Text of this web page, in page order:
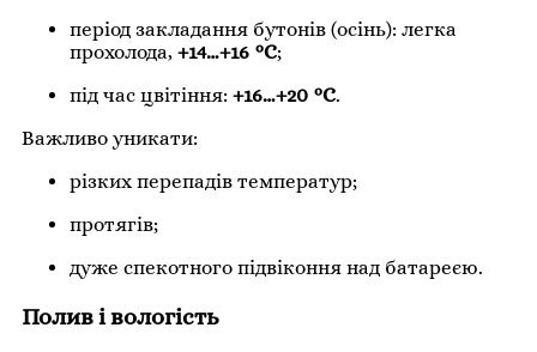
період закладання бутонів (осінь): легка
прохолода, +14…+16 °C;
під час цвітіння: +16…+20 °C.
Важливо уникати:
різких перепадів температур;
протягів;
дуже спекотного підвіконня над батареєю.
Полив і вологість